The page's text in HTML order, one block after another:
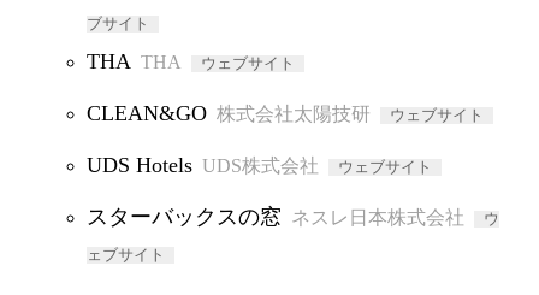
ブサイト
THA THA ウェブサイト
CLEAN&GO 株式会社太陽技研 ウェブサイト
UDS Hotels UDS株式会社 ウェブサイト
スターバックスの窓 ネスレ日本株式会社 ウ
ェブサイト